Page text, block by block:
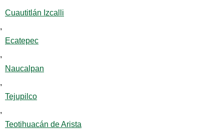
Cuautitlán Izcalli
,
Ecatepec
,
Naucalpan
,
Tejupilco
,
Teotihuacán de Arista